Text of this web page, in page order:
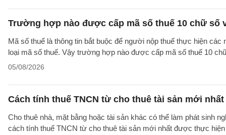
Trường hợp nào được cấp mã số thuế 10 chữ số
Mã số thuế là thông tin bắt buộc để người nộp thuế thực hiện
loại mã số thuế. Vậy trường hợp nào được cấp mã số thuế 10
05/08/2026
Cách tính thuế TNCN từ cho thuê tài sản mới nhất
Cho thuê nhà, mặt bằng hoặc tài sản khác có thể làm phát sinh
cách tính thuế TNCN từ cho thuê tài sản mới nhất được thực